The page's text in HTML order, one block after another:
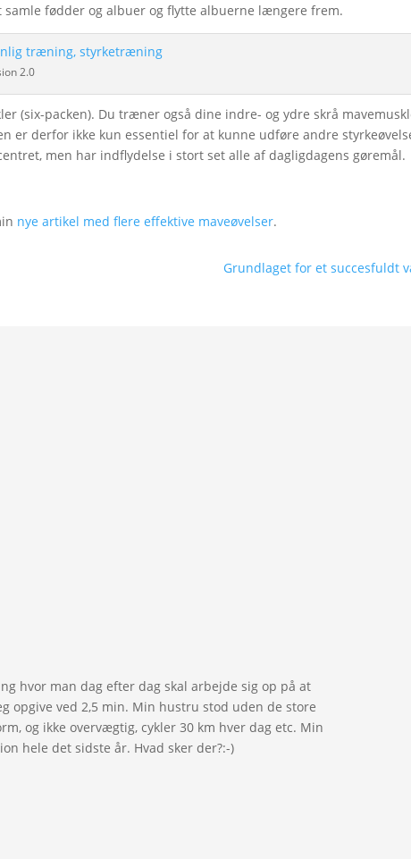
fødder og albuer og flytte albuerne længere frem.
2.0
(six-packen). Du træner også dine indre- og ydre skrå
er derfor ikke kun essentiel for at kunne udføre andre
men har indflydelse i stort set alle af dagligdagens gøremål.
nye artikel med flere effektive maveøvelser.
Grundlaget for et succesfuldt
hvor man dag efter dag skal arbejde sig op på at
opgive ved 2,5 min. Min hustru stod uden de store
og ikke overvægtig, cykler 30 km hver dag etc. Min
hele det sidste år. Hvad sker der?:-)